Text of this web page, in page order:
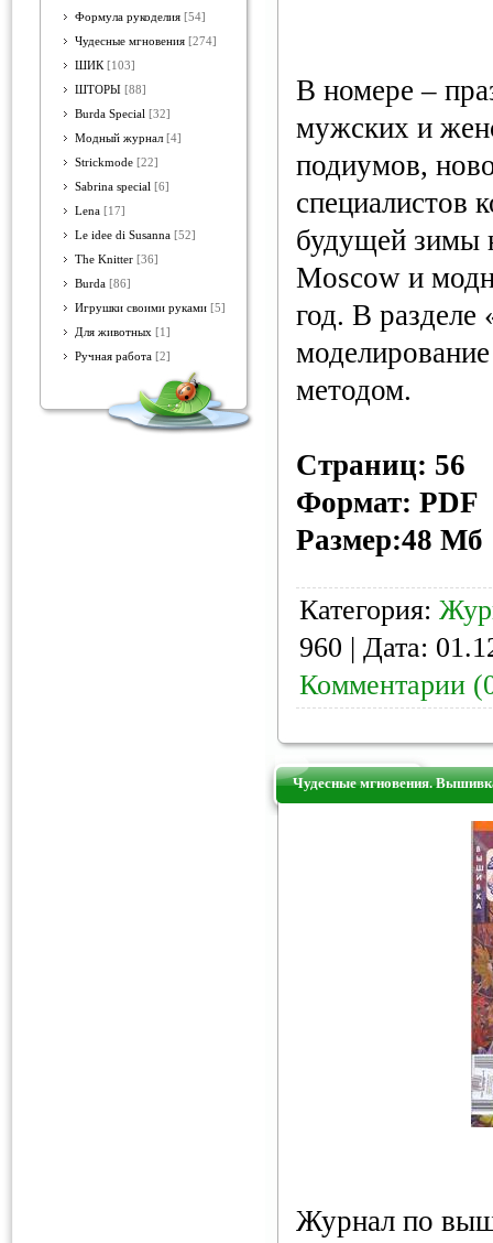
Формула рукоделия [54]
Чудесные мгновения [274]
ШИК [103]
ШТОРЫ [88]
Burda Special [32]
Модный журнал [4]
Strickmode [22]
Sabrina special [6]
Lena [17]
Le idee di Susanna [52]
The Knitter [36]
Burda [86]
Игрушки своими руками [5]
Для животных [1]
Ручная работа [2]
В номере –
мужских и
подиумов,
специалистов
будущей зимы
Moscow и
год. В
методом.
Страниц: 56
Формат: PDF
Размер:48 Мб
Категория:
960 | Дата:
Комментарии
Чудесные мгновения.
Журнал по